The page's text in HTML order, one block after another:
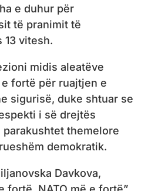
e duhur për
të pranimit të
13 vitesh.
midis aleatëve
fortë për ruajtjen e
sigurisë, duke shtuar se
i së drejtës
themelore
demokratik.
Davkova,